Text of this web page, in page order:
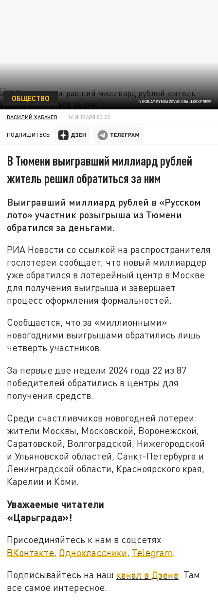
NIKOLAY GYNGAZOV/GLOBALLOOKPRESS
ОБЩЕСТВО
ВАСИЛИЙ ХАБАЧЕВ 16 ЯНВАРЯ 03:32
ПОДПИШИТЕСЬ:
В Тюмени выигравший миллиард рублей
житель решил обратиться за ним
Выигравший миллиард рублей в «Русском
лото» участник розыгрыша из Тюмени
обратился за деньгами.
РИА Новости со ссылкой на распространителя
гослотереи сообщает, что новый миллиардер
уже обратился в лотерейный центр в Москве
для получения выигрыша и завершает
процесс оформления формальностей.
Сообщается, что за «миллионными»
новогодними выигрышами обратились лишь
четверть участников.
За первые две недели 2024 года 22 из 87
победителей обратились в центры для
получения средств.
Среди счастливчиков новогодней лотереи:
жители Москвы, Московской, Воронежской,
Саратовской, Волгоградской, Нижегородской
и Ульяновской областей, Санкт-Петербурга и
Ленинградской области, Красноярского края,
Карелии и Коми.
Уважаемые читатели
«Царьграда»!
Присоединяйтесь к нам в соцсетях
ВКонтакте, Одноклассники, Telegram.
Подписывайтесь на наш канал в Дзене. Там
все самое интересное.